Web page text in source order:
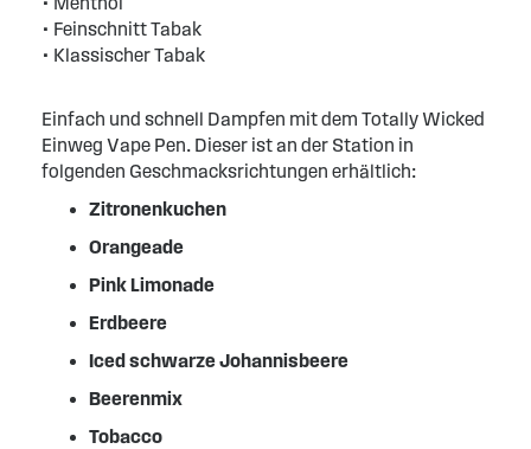
• Feinschnitt Tabak
• Klassischer Tabak
Einfach und schnell Dampfen mit dem Totally Wicked
Einweg Vape Pen. Dieser ist an der Station in
folgenden Geschmacksrichtungen erhältlich:
Zitronenkuchen
Orangeade
Pink Limonade
Erdbeere
Iced schwarze Johannisbeere
Beerenmix
Tobacco